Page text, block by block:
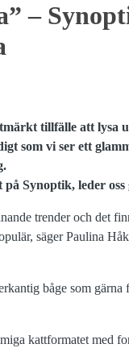
–
tillfälle att lysa
som vi ser ett
Synoptik, leder
trender och det
säger Paulina
båge som gärna
kattformatet med